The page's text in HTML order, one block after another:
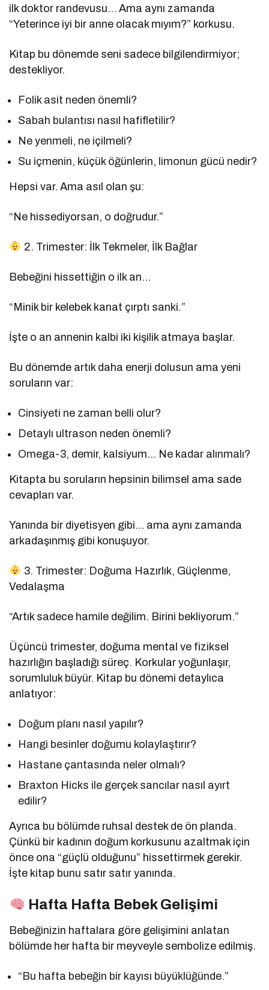
ilk doktor randevusu… Ama aynı zamanda
“Yeterince iyi bir anne olacak mıyım?” korkusu.
Kitap bu dönemde seni sadece bilgilendirmiyor;
destekliyor.
Folik asit neden önemli?
Sabah bulantısı nasıl hafifletilir?
Ne yenmeli, ne içilmeli?
Su içmenin, küçük öğünlerin, limonun gücü nedir?
Hepsi var. Ama asıl olan şu:
“Ne hissediyorsan, o doğrudur.”
2. Trimester: İlk Tekmeler, İlk Bağlar
Bebeğini hissettiğin o ilk an…
“Minik bir kelebek kanat çırptı sanki.”
İşte o an annenin kalbi iki kişilik atmaya başlar.
Bu dönemde artık daha enerji dolusun ama yeni
soruların var:
Cinsiyeti ne zaman belli olur?
Detaylı ultrason neden önemli?
Omega-3, demir, kalsiyum… Ne kadar alınmalı?
Kitapta bu soruların hepsinin bilimsel ama sade
cevapları var.
Yanında bir diyetisyen gibi… ama aynı zamanda
arkadaşınmış gibi konuşuyor.
3. Trimester: Doğuma Hazırlık, Güçlenme,
Vedalaşma
“Artık sadece hamile değilim. Birini bekliyorum.”
Üçüncü trimester, doğuma mental ve fiziksel
hazırlığın başladığı süreç. Korkular yoğunlaşır,
sorumluluk büyür. Kitap bu dönemi detaylıca
anlatıyor:
Doğum planı nasıl yapılır?
Hangi besinler doğumu kolaylaştırır?
Hastane çantasında neler olmalı?
Braxton Hicks ile gerçek sancılar nasıl ayırt
edilir?
Ayrıca bu bölümde ruhsal destek de ön planda.
Çünkü bir kadının doğum korkusunu azaltmak için
önce ona “güçlü olduğunu” hissettirmek gerekir.
İşte kitap bunu satır satır yanında.
Hafta Hafta Bebek Gelişimi
Bebeğinizin haftalara göre gelişimini anlatan
bölümde her hafta bir meyveyle sembolize edilmiş.
“Bu hafta bebeğin bir kayısı büyüklüğünde.”